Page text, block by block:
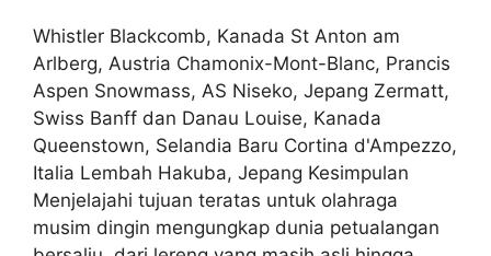
Whistler Blackcomb, Kanada St Anton am
Arlberg, Austria Chamonix-Mont-Blanc, Prancis
Aspen Snowmass, AS Niseko, Jepang Zermatt,
Swiss Banff dan Danau Louise, Kanada
Queenstown, Selandia Baru Cortina d'Ampezzo,
Italia Lembah Hakuba, Jepang Kesimpulan
Menjelajahi tujuan teratas untuk olahraga
musim dingin mengungkap dunia petualangan